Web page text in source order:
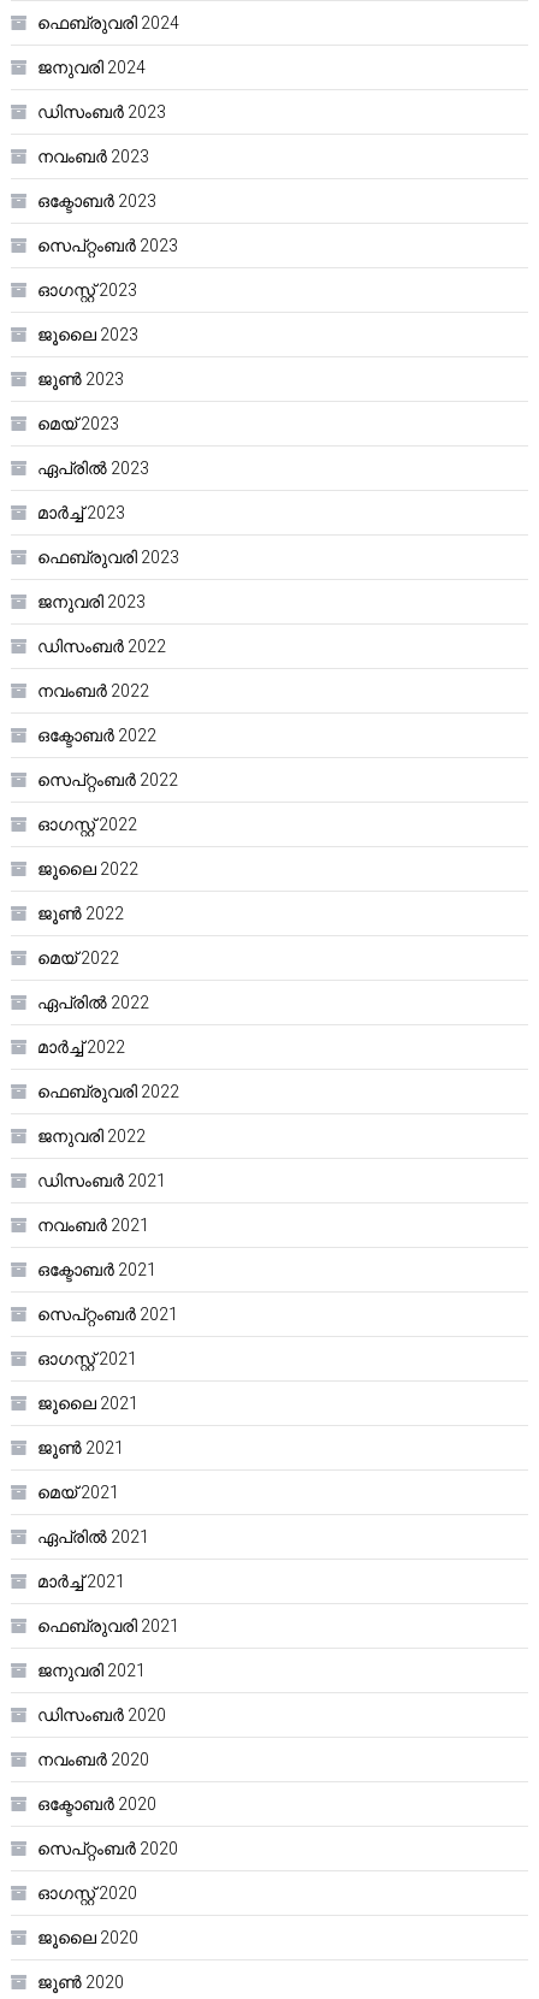
ഫെബ്രുവരി 2024
ജനുവരി 2024
ഡിസംബർ 2023
നവംബർ 2023
ഒക്ടോബർ 2023
സെപ്റ്റംബർ 2023
ഓഗസ്റ്റ്‌ 2023
ജൂലൈ 2023
ജൂൺ 2023
മെയ്‌ 2023
ഏപ്രിൽ 2023
മാർച്ച്‌ 2023
ഫെബ്രുവരി 2023
ജനുവരി 2023
ഡിസംബർ 2022
നവംബർ 2022
ഒക്ടോബർ 2022
സെപ്റ്റംബർ 2022
ഓഗസ്റ്റ്‌ 2022
ജൂലൈ 2022
ജൂൺ 2022
മെയ്‌ 2022
ഏപ്രിൽ 2022
മാർച്ച്‌ 2022
ഫെബ്രുവരി 2022
ജനുവരി 2022
ഡിസംബർ 2021
നവംബർ 2021
ഒക്ടോബർ 2021
സെപ്റ്റംബർ 2021
ഓഗസ്റ്റ്‌ 2021
ജൂലൈ 2021
ജൂൺ 2021
മെയ്‌ 2021
ഏപ്രിൽ 2021
മാർച്ച്‌ 2021
ഫെബ്രുവരി 2021
ജനുവരി 2021
ഡിസംബർ 2020
നവംബർ 2020
ഒക്ടോബർ 2020
സെപ്റ്റംബർ 2020
ഓഗസ്റ്റ്‌ 2020
ജൂലൈ 2020
ജൂൺ 2020